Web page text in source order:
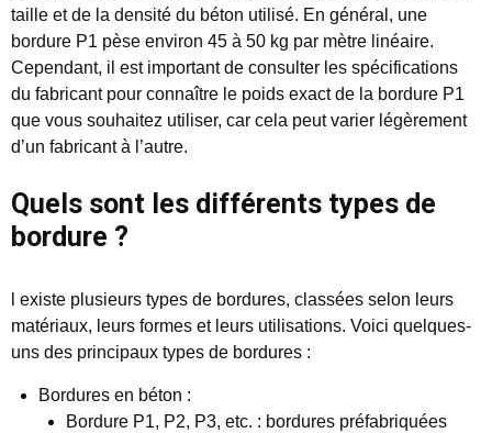
taille et de la densité du béton utilisé. En général, une
bordure P1 pèse environ 45 à 50 kg par mètre linéaire.
Cependant, il est important de consulter les spécifications
du fabricant pour connaître le poids exact de la bordure P1
que vous souhaitez utiliser, car cela peut varier légèrement
d’un fabricant à l’autre.
Quels sont les différents types de
bordure ?
l existe plusieurs types de bordures, classées selon leurs
matériaux, leurs formes et leurs utilisations. Voici quelques-
uns des principaux types de bordures :
Bordures en béton :
Bordure P1, P2, P3, etc. : bordures préfabriquées